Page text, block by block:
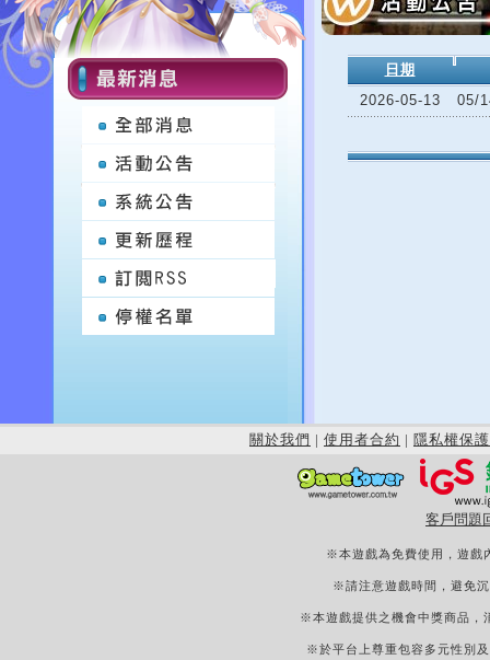
日期
2026-05-13
05/
關於我們 | 使用者合約 | 隱私權保護
客戶問題
※本遊戲為免費使用，遊戲
※請注意遊戲時間，避免
※本遊戲提供之機會中獎商品，
※於平台上尊重包容多元性別